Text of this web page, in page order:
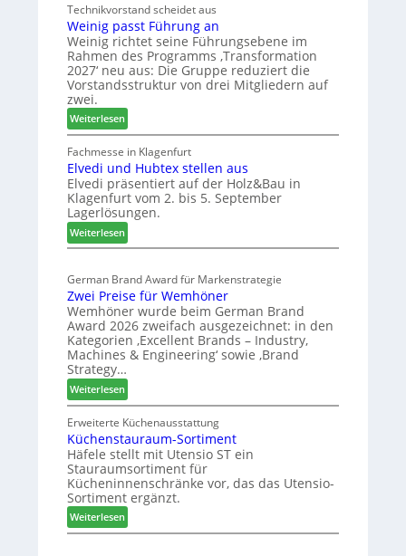
h
l
a
n
d
z
u
r
H
a
u
s
m
e
s
s
e
b
e
l
b
a
n
c
h
e
e
r
ö
r
t
t
Z
u
k
u
f
t
Technikvorstand scheidet aus
Weinig passt Führung an
Weinig richtet seine Führungsebene im
Rahmen des Programms ‚Transformation
2027‘ neu aus: Die Gruppe reduziert die
Vorstandsstruktur von drei Mitgliedern auf
zwei.
Weiterlesen:
W
e
i
n
i
g
p
a
s
t
F
ü
h
r
u
n
g
a
n
Fachmesse in Klagenfurt
Elvedi und Hubtex stellen aus
Elvedi präsentiert auf der Holz&Bau in
Klagenfurt vom 2. bis 5. September
Lagerlösungen.
Weiterlesen:
E
v
e
d
i
u
n
d
H
u
b
t
e
x
s
t
e
German Brand Award für Markenstrategie
Zwei Preise für Wemhöner
Wemhöner wurde beim German Brand
Award 2026 zweifach ausgezeichnet: in den
Kategorien ‚Excellent Brands – Industry,
Machines & Engineering‘ sowie ‚Brand
Strategy…
Weiterlesen:
Z
w
e
i
P
r
e
i
s
Erweiterte Küchenausstattung
Küchenstauraum-Sortiment
Häfele stellt mit Utensio ST ein
Stauraumsortiment für
Kücheninnenschränke vor, das das Utensio-
Sortiment ergänzt.
Weiterlesen:
K